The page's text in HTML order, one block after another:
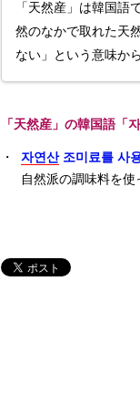
「天然産」は韓国語
然のなかで取れた天
ない」という意味か
「天然産」の韓国語「
・ 자연산조미료를 사
自然派の調味料を使